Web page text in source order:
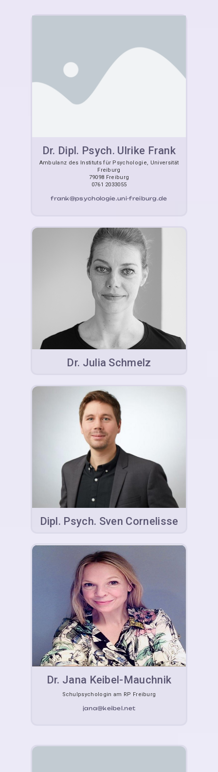
Dr. Dipl. Psych. Ulrike Frank
Ambulanz des Instituts für Psychologie, Universität
Freiburg
79098 Freiburg
0761 2033055
frank@psychologie.uni-freiburg.de
Dr. Julia Schmelz
Dipl. Psych. Sven Cornelisse
Dr. Jana Keibel-Mauchnik
Schulpsychologin am RP Freiburg
jana@keibel.net